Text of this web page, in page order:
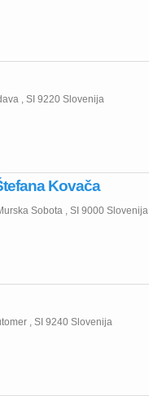
, SI 9220 Slovenija
Kovača
Sobota , SI 9000 Slovenija
, SI 9240 Slovenija